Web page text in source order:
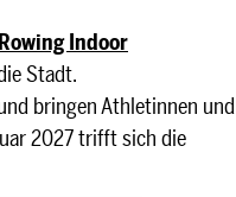
Indoor
Stadt.
bringen Athletinnen und
2027 trifft sich die